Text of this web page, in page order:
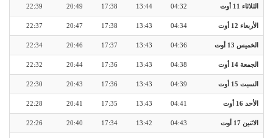
الثلاثاء 11 أوت 04:32
13:44
17:38
20:49
22:39
الأربعاء 12 أوت 04:34
13:43
17:38
20:47
22:37
الخميس 13 أوت 04:36
13:43
17:37
20:46
22:34
الجمعة 14 أوت 04:38
13:43
17:36
20:44
22:32
السبت 15 أوت 04:39
13:43
17:36
20:43
22:30
الأحد 16 أوت 04:41
13:43
17:35
20:41
22:28
الاثنين 17 أوت 04:43
13:42
17:34
20:40
22:26